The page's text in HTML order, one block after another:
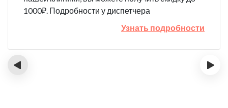
1000₽. Подробности у диспетчера
Узнать подробности
‹ ›